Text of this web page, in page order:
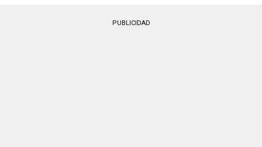
PUBLICIDAD